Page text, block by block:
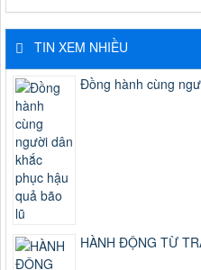
TIN XEM NHIỀU
Đồng hành cùng
HÀNH ĐỘNG TỪ